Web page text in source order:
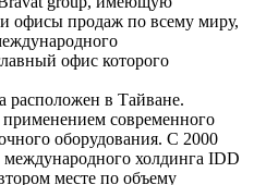
офисы продаж по всему миру,
офис которого
расположен в Тайване.
современного
оборудования. С 2000
холдинга IDD
месте по объему